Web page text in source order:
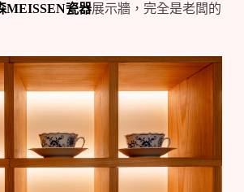
MEISSEN瓷器展示牆，完全是老闆的